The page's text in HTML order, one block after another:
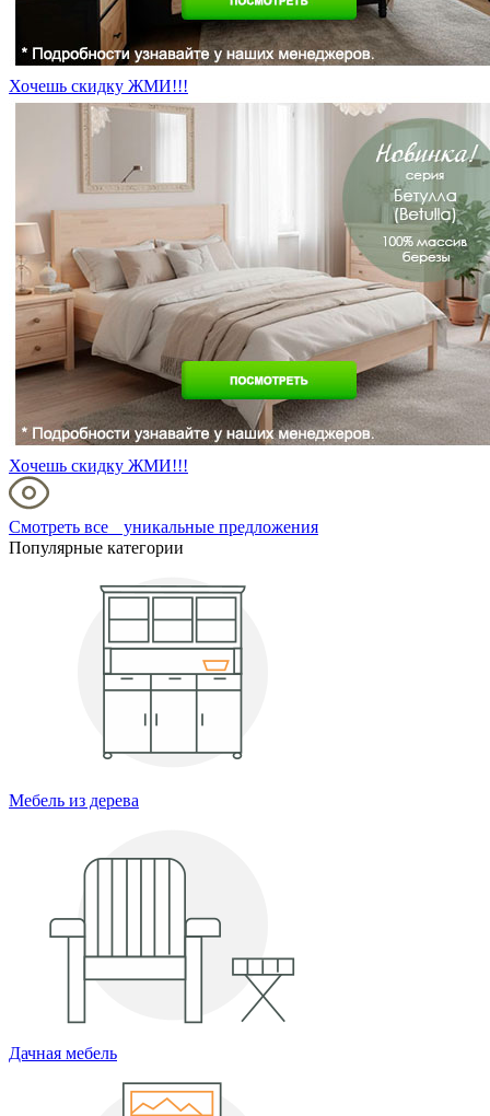
Хочешь скидку ЖМИ!!!
Хочешь скидку ЖМИ!!!
Смотреть все уникальные предложения
Популярные категории
Мебель из дерева
Дачная мебель